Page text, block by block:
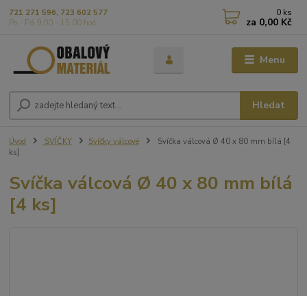
Menu
Hledat
721 271 596, 723 602 577
Po - Pá 9,00 - 15,00 hod
0 ks
za 0,00 Kč
Úvod SVÍČKY Svíčky válcové
Svíčka válcová Ø 40 x 80 mm bílá [4
ks]
Svíčka válcová Ø 40 x 80 mm bílá
[4 ks]